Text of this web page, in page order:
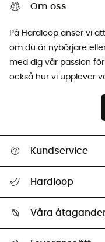
Om oss
På Hardloop anser vi
om du är nybörjare
med dig vår passion
också hur vi upplever
Kundservice
Retur & återbetalning
Hardloop
Ambassadörer
Våra